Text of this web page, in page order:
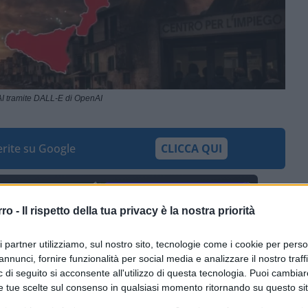
- Il rispetto della tua privacy è la nostra priorità
partner utilizziamo, sul nostro sito, tecnologie come i cookie per
fornire funzionalità per social media e analizzare il nostro
di seguito si acconsente all'utilizzo di questa tecnologia. Puoi
tue scelte sul consenso in qualsiasi momento ritornando su questo
tramite DALL-E di OpenAI
su Google CLICCA QUI
0:00 --:--
record vicino al 59%. Non ci sono
forte, netto.